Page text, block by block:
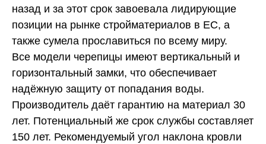
назад и за этот срок завоевала лидирующие
позиции на рынке стройматериалов в ЕС, а
также сумела прославиться по всему миру.
Все модели черепицы имеют вертикальный и
горизонтальный замки, что обеспечивает
надёжную защиту от попадания воды.
Производитель даёт гарантию на материал 30
лет. Потенциальный же срок службы составляет
150 лет. Рекомендуемый угол наклона кровли